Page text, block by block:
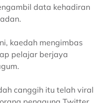
data kehadiran
kaedah mengimbas
pelajar berjaya
canggih itu telah viral